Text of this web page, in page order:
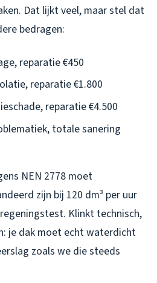
Dat lijkt veel, maar stel dat
bedragen:
reparatie €450
reparatie €1.800
reparatie €4.500
totale sanering
NEN 2778 moet
zijn bij 120 dm³ per uur
Klinkt technisch,
je dak moet echt waterdicht
zoals we die steeds